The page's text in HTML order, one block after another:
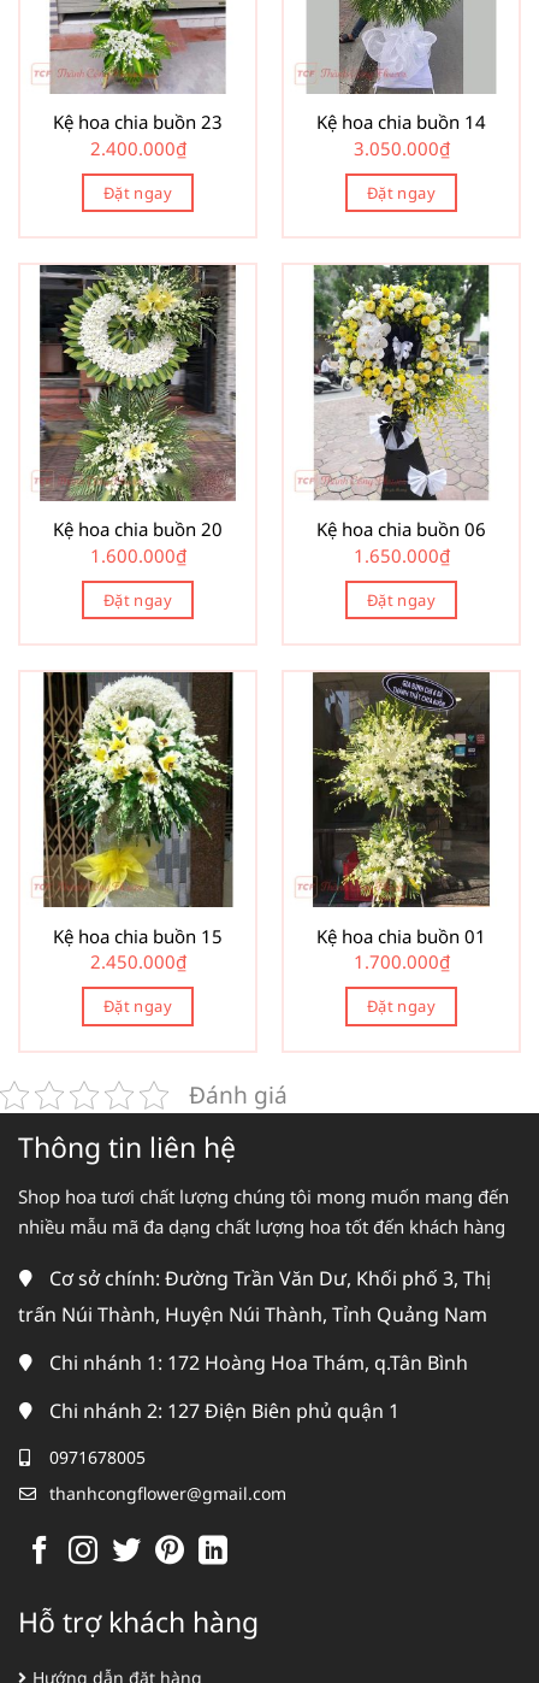
Kệ hoa chia buồn 23
2.400.000₫
Đặt ngay
Kệ hoa chia buồn 14
3.050.000₫
Đặt ngay
Kệ hoa chia buồn 20
1.600.000₫
Đặt ngay
Kệ hoa chia buồn 06
1.650.000₫
Đặt ngay
Kệ hoa chia buồn 15
2.450.000₫
Đặt ngay
Kệ hoa chia buồn 01
1.700.000₫
Đặt ngay
Đánh giá
Thông tin liên hệ
Shop hoa tươi chất lượng chúng tôi mong muốn mang đến
nhiều mẫu mã đa dạng chất lượng hoa tốt đến khách hàng
Cơ sở chính: Đường Trần Văn Dư, Khối phố 3, Thị
trấn Núi Thành, Huyện Núi Thành, Tỉnh Quảng Nam
Chi nhánh 1: 172 Hoàng Hoa Thám, q.Tân Bình
Chi nhánh 2: 127 Điện Biên phủ quận 1
0971678005
thanhcongflower@gmail.com
Hỗ trợ khách hàng
Hướng dẫn đặt hàng